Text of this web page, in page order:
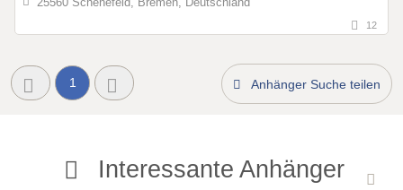
12
1 Anhänger Suche teilen
Interessante Anhänger